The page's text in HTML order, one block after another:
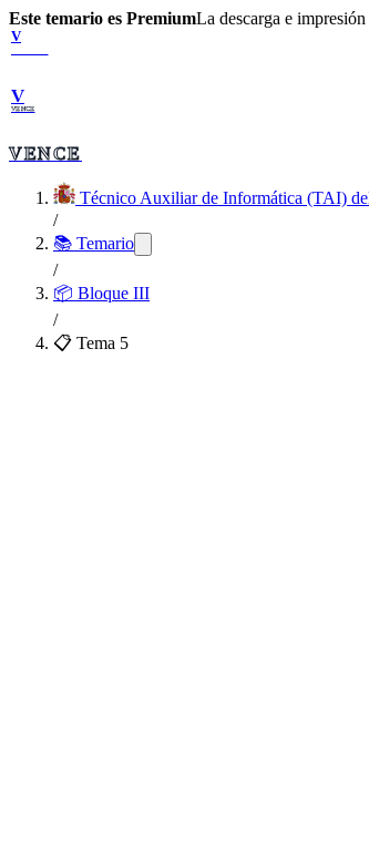
Este temario es PremiumLa descarga e
V
V
VENCE
VENCE
Técnico Auxiliar de Informática (TAI)
/
📚 Temario
/
📦 Bloque III
/
📋 Tema 5